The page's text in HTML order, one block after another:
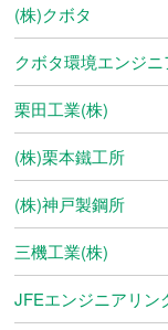
(株)クボタ
クボタ環境エンジ
栗田工業(株)
(株)栗本鐵工所
(株)神戸製鋼所
三機工業(株)
JFEエンジニアリン